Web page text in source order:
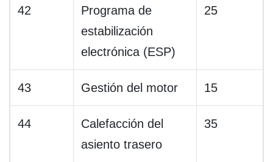
42
Programa de
estabilización
electrónica (ESP)
25
43 Gestión del motor 15
44
Calefacción del
asiento trasero
35